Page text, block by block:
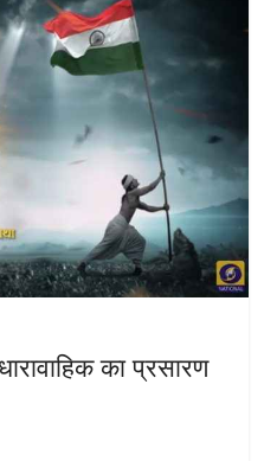
का प्रसारण